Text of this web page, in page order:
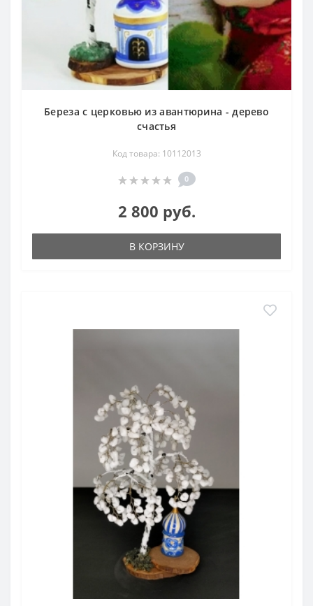
Береза с церковью из авантюрина - дерево
счастья
Код товара: 10112013
0
2 800 руб.
В КОРЗИНУ